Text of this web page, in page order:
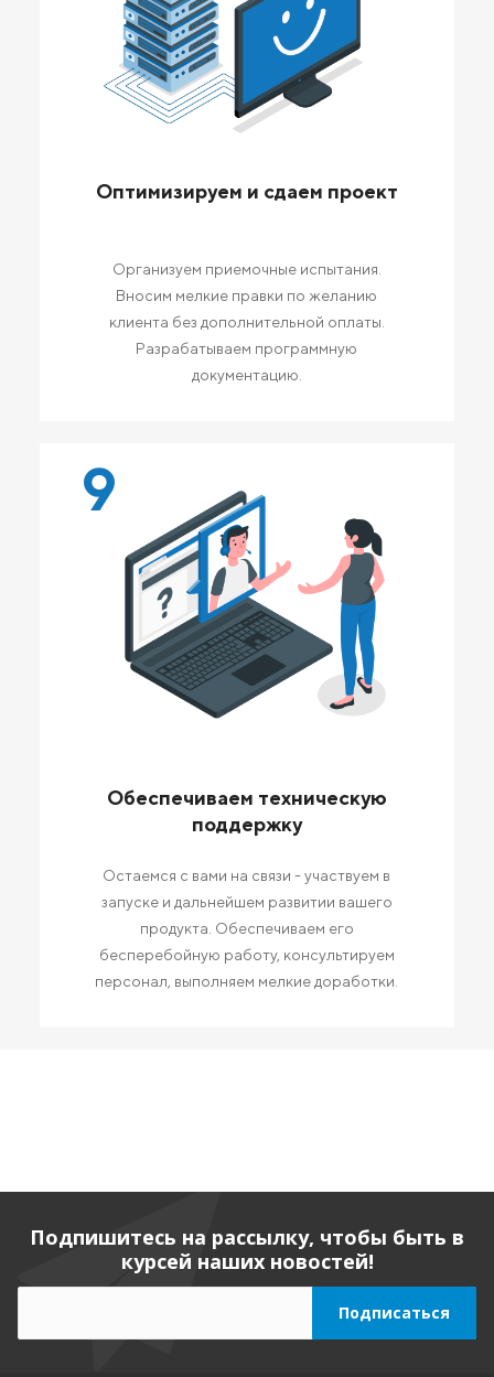
Оптимизируем и сдаем проект
Организуем приемочные испытания.
Вносим мелкие правки по желанию
клиента без дополнительной оплаты.
Разрабатываем программную
документацию.
9
Обеспечиваем техническую
поддержку
Остаемся с вами на связи - участвуем в
запуске и дальнейшем развитии вашего
продукта. Обеспечиваем его
бесперебойную работу, консультируем
персонал, выполняем мелкие доработки.
Подпишитесь на рассылку, чтобы быть в
курсей наших новостей!